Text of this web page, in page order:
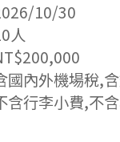
10/30
人
國內外機場稅,
含行李小費,不